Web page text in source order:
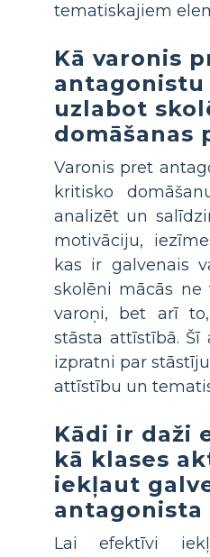
tematiskajiem
Kā varonis
antagonistu
uzlabot
domāšanas
Varonis pret
kritisko
analizēt un
motivāciju,
kas ir galvenais
skolēni mācās
varoņi, bet arī
stāsta attīstībā. Šī
izpratni par
attīstību un
Kādi ir daži
kā klases
iekļaut
antagonista
Lai efektīvi